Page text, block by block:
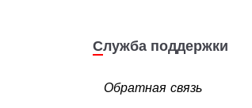
Служба поддержки
Обратная связь